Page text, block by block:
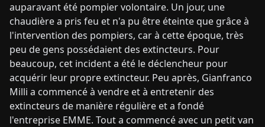
auparavant été pompier volontaire. Un jour, une
chaudière a pris feu et n'a pu être éteinte que grâce à
l'intervention des pompiers, car à cette époque, très
peu de gens possédaient des extincteurs. Pour
beaucoup, cet incident a été le déclencheur pour
acquérir leur propre extincteur. Peu après, Gianfranco
Milli a commencé à vendre et à entretenir des
extincteurs de manière régulière et a fondé
l'entreprise EMME. Tout a commencé avec un petit van